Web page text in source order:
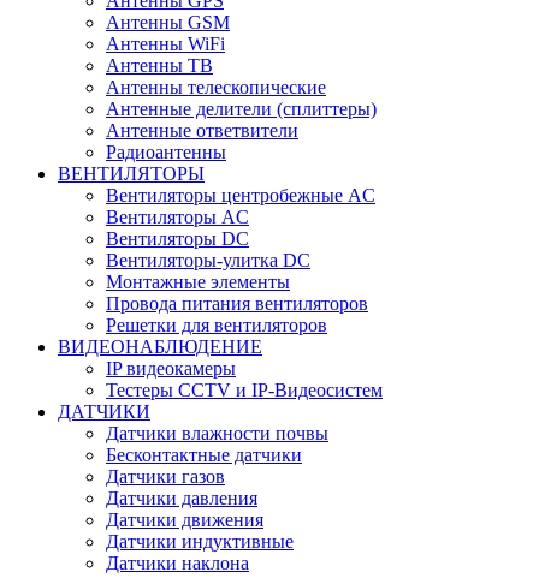
Антенны GSM
Антенны WiFi
Антенны ТВ
Антенны телескопические
Антенные делители (сплиттеры)
Антенные ответвители
Радиоантенны
ВЕНТИЛЯТОРЫ
Вентиляторы центробежные AC
Вентиляторы AC
Вентиляторы DC
Вентиляторы-улитка DC
Монтажные элементы
Провода питания вентиляторов
Решетки для вентиляторов
ВИДЕОНАБЛЮДЕНИЕ
IP видеокамеры
Тестеры CCTV и IP-Видеосистем
ДАТЧИКИ
Датчики влажности почвы
Бесконтактные датчики
Датчики газов
Датчики давления
Датчики движения
Датчики индуктивные
Датчики наклона